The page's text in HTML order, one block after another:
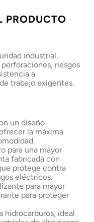
nuestros ejecutivos
PRODUCTO
industrial,
riesgos
a
trabajo exigentes.
un diseño
la máxima
para una mayor
fabricada con
protege contra
eléctricos.
para mayor
para proteger
hidrocarburos, ideal